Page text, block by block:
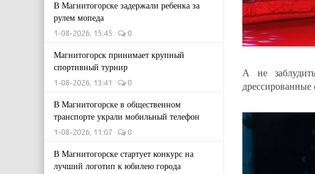
В Магнитогорске задержали ребенка за
рулем мопеда
1-08-2026, 15:45 0
Магнитогорск принимает крупный
спортивный турнир
1-08-2026, 13:41 0
В Магнитогорске в общественном
транспорте украли мобильный телефон
1-08-2026, 11:07 0
В Магнитогорске стартует конкурс на
лучший логотип к юбилею города
А не